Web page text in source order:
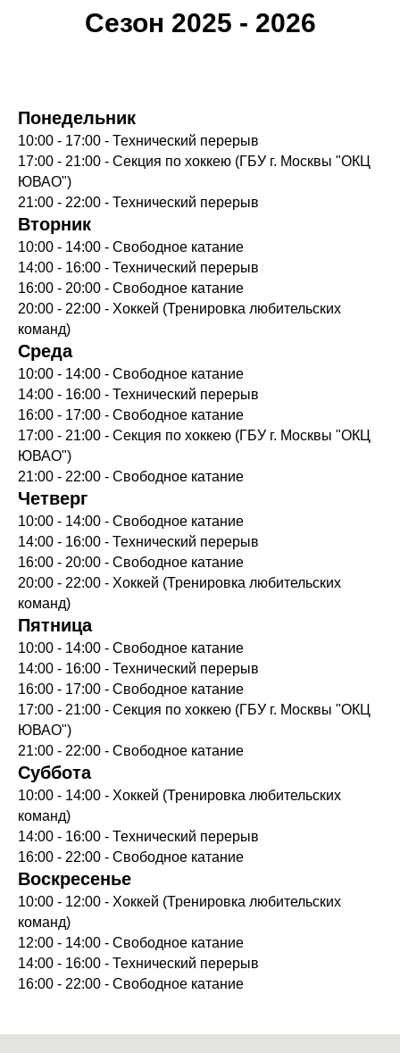
Сезон 2025 - 2026
Понедельник
10:00 - 17:00 - Технический перерыв
17:00 - 21:00 - Секция по хоккею (ГБУ г. Москвы "ОКЦ
ЮВАО")
21:00 - 22:00 - Технический перерыв
Вторник
10:00 - 14:00 - Свободное катание
14:00 - 16:00 - Технический перерыв
16:00 - 20:00 - Свободное катание
20:00 - 22:00 - Хоккей (Тренировка любительских
команд)
Среда
10:00 - 14:00 - Свободное катание
14:00 - 16:00 - Технический перерыв
16:00 - 17:00 - Свободное катание
17:00 - 21:00 - Секция по хоккею (ГБУ г. Москвы "ОКЦ
ЮВАО")
21:00 - 22:00 - Свободное катание
Четверг
10:00 - 14:00 - Свободное катание
14:00 - 16:00 - Технический перерыв
16:00 - 20:00 - Свободное катание
20:00 - 22:00 - Хоккей (Тренировка любительских
команд)
Пятница
10:00 - 14:00 - Свободное катание
14:00 - 16:00 - Технический перерыв
16:00 - 17:00 - Свободное катание
17:00 - 21:00 - Секция по хоккею (ГБУ г. Москвы "ОКЦ
ЮВАО")
21:00 - 22:00 - Свободное катание
Суббота
10:00 - 14:00 - Хоккей (Тренировка любительских
команд)
14:00 - 16:00 - Технический перерыв
16:00 - 22:00 - Свободное катание
Воскресенье
10:00 - 12:00 - Хоккей (Тренировка любительских
команд)
12:00 - 14:00 - Свободное катание
14:00 - 16:00 - Технический перерыв
16:00 - 22:00 - Свободное катание